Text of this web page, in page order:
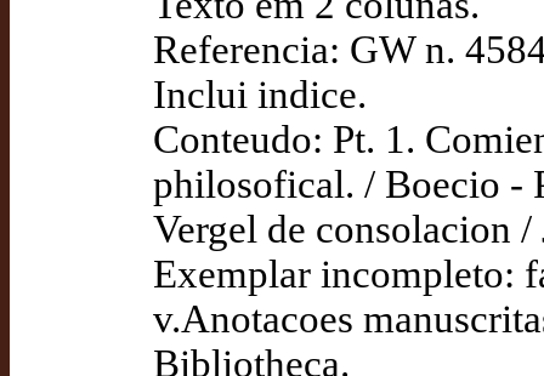
Referencia: GW n.
Inclui indice.
Conteudo: Pt. 1.
philosofical. / Boecio -
Vergel de consolacion
Exemplar incompleto:
v.Anotacoes
Bibliotheca.